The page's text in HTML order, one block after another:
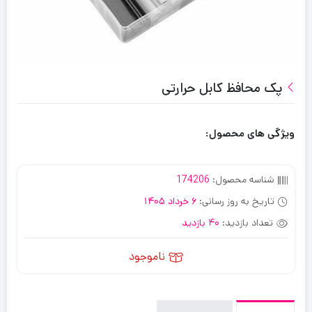
پک محافظ کابل حرارتی
ویژگی های محصول:
شناسه محصول: 174206
تاریخ به روز رسانی: 6 خرداد 1405
تعداد بازدید: 40 بازدید
ناموجود